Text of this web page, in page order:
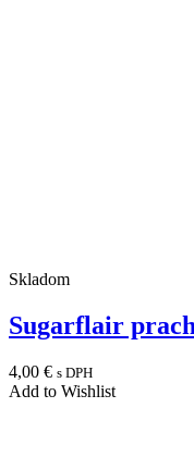
Skladom
Sugarflair
4,00 € s DPH
Add to Wishlist